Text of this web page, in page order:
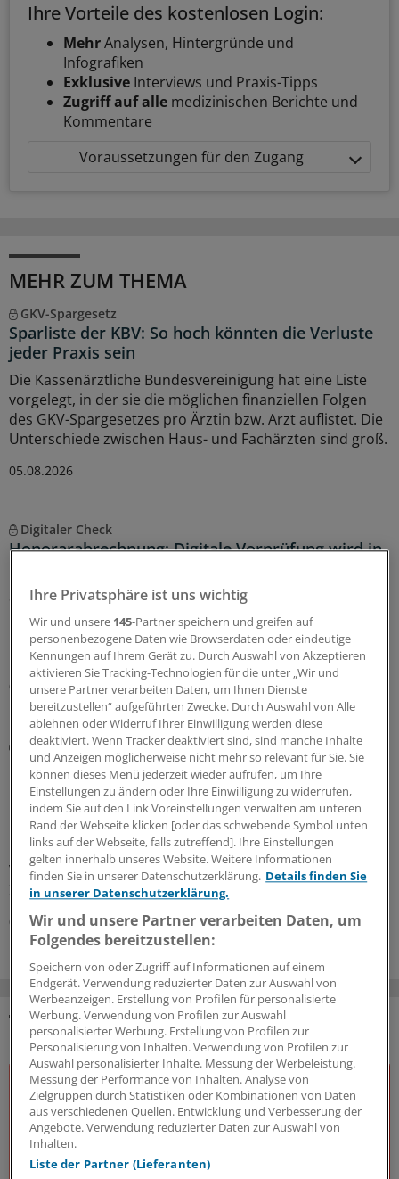
Ihre Vorteile des kostenlosen Login:
MehrAnalysen, Hintergründe und
Infografiken
Exklusive Interviews und Praxis-Tipps
Zugriff auf alle medizinischen Berichte und
Kommentare
Voraussetzungen für den Zugang
MEHR ZUM THEMA
GKV-Spargesetz
Sparliste der KBV: So hoch könnten die Verluste
jeder Praxis sein
Die Kassenärztliche Bundesvereinigung hat eine Liste
vorgelegt, in der sie die möglichen finanziellen Folgen
des GKV-Spargesetzes pro Ärztin bzw. Arzt auflistet. Die
Unterschiede zwischen Haus- und Fachärzten sind groß.
05.08.2026
Digitaler Check
Honorarabrechnung: Digitale Vorprüfung wird in
Seit Juni können nun auch Ärztinnen und Ärzte in
Nordrhein ihre Honorarabrechnungen während des
Quartals durchleuchten lassen. In den ersten beiden
Monaten sind über 20.000 Vorprüfungen eingegangen.
05.08.2026
Umfassendes Update
UV-GOÄ: Wie Sie von den neuen Zuschlägen und
höheren Sätzen profitieren
Die Gebührenordnung für Ärzte in der gesetzlichen
Unfallversicherung (UV-GOÄ) wurde weitreichend
überarbeitet. Neben einem höheren Honorar gibt es für
Vertragsärzte auch Vereinfachungen und neue
Zuschläge. Ein Überblick.
02.08.2026
DAS KÖNNTE SIE AUCH INTERESSIEREN
Ihre Privatsphäre ist uns wichtig
Wir und unsere 145-Partner speichern und greifen auf
personenbezogene Daten wie Browserdaten oder eindeutige
Kennungen auf Ihrem Gerät zu. Durch Auswahl von Akzeptieren
aktivieren Sie Tracking-Technologien für die unter „Wir und
unsere Partner verarbeiten Daten, um Ihnen Dienste
bereitzustellen“ aufgeführten Zwecke. Durch Auswahl von Alle
ablehnen oder Widerruf Ihrer Einwilligung werden diese
deaktiviert. Wenn Tracker deaktiviert sind, sind manche Inhalte
und Anzeigen möglicherweise nicht mehr so relevant für Sie. Sie
können dieses Menü jederzeit wieder aufrufen, um Ihre
Einstellungen zu ändern oder Ihre Einwilligung zu widerrufen,
indem Sie auf den Link Voreinstellungen verwalten am unteren
Rand der Webseite klicken [oder das schwebende Symbol unten
links auf der Webseite, falls zutreffend]. Ihre Einstellungen
gelten innerhalb unseres Website. Weitere Informationen
finden Sie in unserer Datenschutzerklärung. Details finden Sie
in unserer Datenschutzerklärung.
Wir und unsere Partner verarbeiten Daten, um
Folgendes bereitzustellen:
Speichern von oder Zugriff auf Informationen auf einem
Endgerät. Verwendung reduzierter Daten zur Auswahl von
Werbeanzeigen. Erstellung von Profilen für personalisierte
Werbung. Verwendung von Profilen zur Auswahl
personalisierter Werbung. Erstellung von Profilen zur
Personalisierung von Inhalten. Verwendung von Profilen zur
Auswahl personalisierter Inhalte. Messung der Werbeleistung.
Messung der Performance von Inhalten. Analyse von
Zielgruppen durch Statistiken oder Kombinationen von Daten
aus verschiedenen Quellen. Entwicklung und Verbesserung der
Angebote. Verwendung reduzierter Daten zur Auswahl von
Inhalten.
Liste der Partner (Lieferanten)